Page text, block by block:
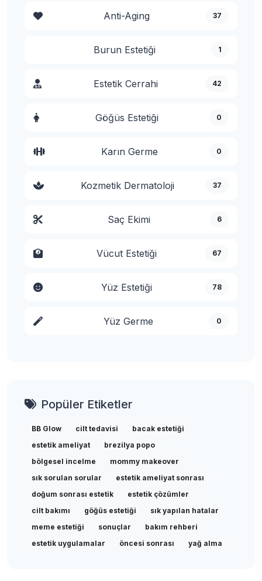
Anti-Aging 37
Burun Estetiği 1
Estetik Cerrahi 42
Göğüs Estetiği 0
Karın Germe 0
Kozmetik Dermatoloji 37
Saç Ekimi 6
Vücut Estetiği 67
Yüz Estetiği 78
Yüz Germe 0
Popüler Etiketler
BB Glow cilt tedavisi
bacak estetiği
estetik ameliyat
brezilya popo
bölgesel incelme
mommy makeover
sık sorulan sorular
estetik ameliyat sonrası
doğum sonrası estetik
estetik çözümler
cilt bakımı
göğüs estetiği
sık yapılan hatalar
meme estetiği
sonuçlar
bakım rehberi
estetik uygulamalar
öncesi sonrası yağ alma